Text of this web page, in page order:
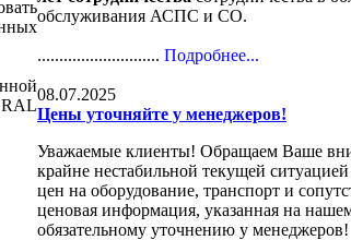
обслуживания АСПС и СО.
............................ Подробнее...
08.07.2025
Цены уточняйте у менеджеров!
Уважаемые клиенты! Обращаем Ваше
крайне нестабильной текущей
цен на оборудование, транспорт и
ценовая информация, указанная на
обязательному уточнению у менеджеров!